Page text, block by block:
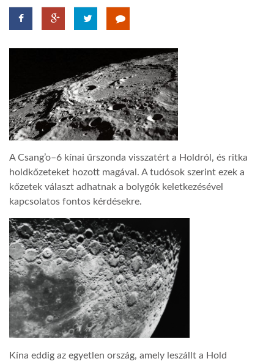
DOBRAVERO.HU
LATIMO.HU
GLOBOBOOK
A Csang’o–6 kínai űrszonda visszatért a Holdról, és ritka
holdkőzeteket hozott magával. A tudósok szerint ezek a
kőzetek választ adhatnak a bolygók keletkezésével
kapcsolatos fontos kérdésekre.
Kína eddig az egyetlen ország, amely leszállt a Hold